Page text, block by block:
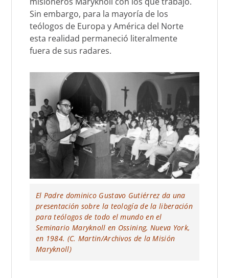
Sin embargo, para la mayoría de los
teólogos de Europa y América del Norte
esta realidad permaneció literalmente
fuera de sus radares.
El Padre dominico Gustavo Gutiérrez da una
presentación sobre la teología de la liberación
para teólogos de todo el mundo en el
Seminario Maryknoll en Ossining, Nueva York,
en 1984. (C. Martin/Archivos de la Misión
Maryknoll)